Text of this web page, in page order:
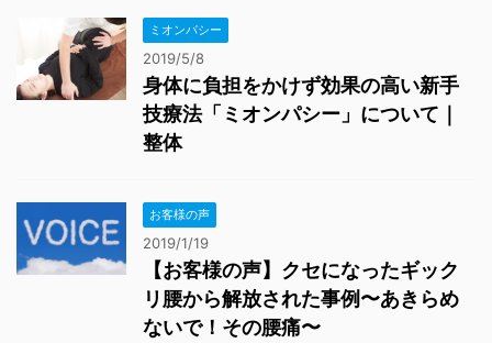
ミオンパシー
2019/5/8
身体に負担をかけず効果の高い新手
技療法「ミオンパシー」について｜
整体
お客様の声
2019/1/19
【お客様の声】クセになったギック
リ腰から解放された事例〜あきらめ
ないで！その腰痛〜